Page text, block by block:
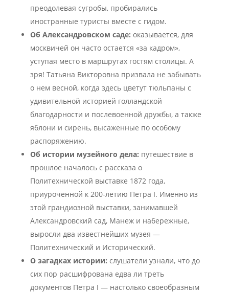
преодолевая сугробы, пробирались
иностранные туристы вместе с гидом.
Об Александровском саде: оказывается, для
москвичей он часто остается «за кадром»,
уступая место в маршрутах гостям столицы. А
зря! Татьяна Викторовна призвала не забывать
о нем весной, когда здесь цветут тюльпаны с
удивительной историей голландской
благодарности и послевоенной дружбы, а также
яблони и сирень, высаженные по особому
распоряжению.
Об истории музейного дела: путешествие в
прошлое началось с рассказа о
Политехнической выставке 1872 года,
приуроченной к 200-летию Петра I. Именно из
этой грандиозной выставки, занимавшей
Александровский сад, Манеж и набережные,
выросли два известнейших музея —
Политехнический и Исторический.
О загадках истории: слушатели узнали, что до
сих пор расшифрована едва ли треть
документов Петра I — настолько своеобразным